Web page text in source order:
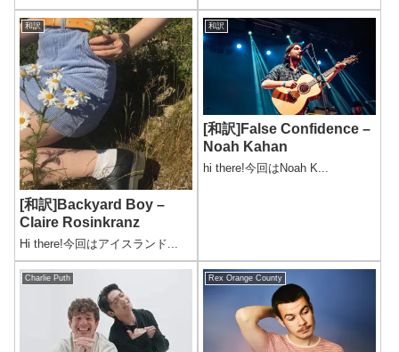
和訳
[和訳]Backyard Boy –
Claire Rosinkranz
Hi there!今回はアイスランド...
和訳
[和訳]False Confidence –
Noah Kahan
hi there!今回はNoah K...
Charlie Puth Rex Orange County